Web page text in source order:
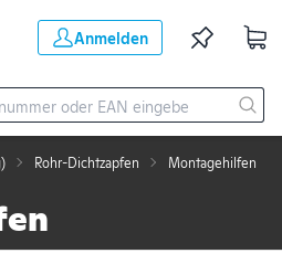
Anmelden
Rohr-Dichtzapfen Montagehilfen